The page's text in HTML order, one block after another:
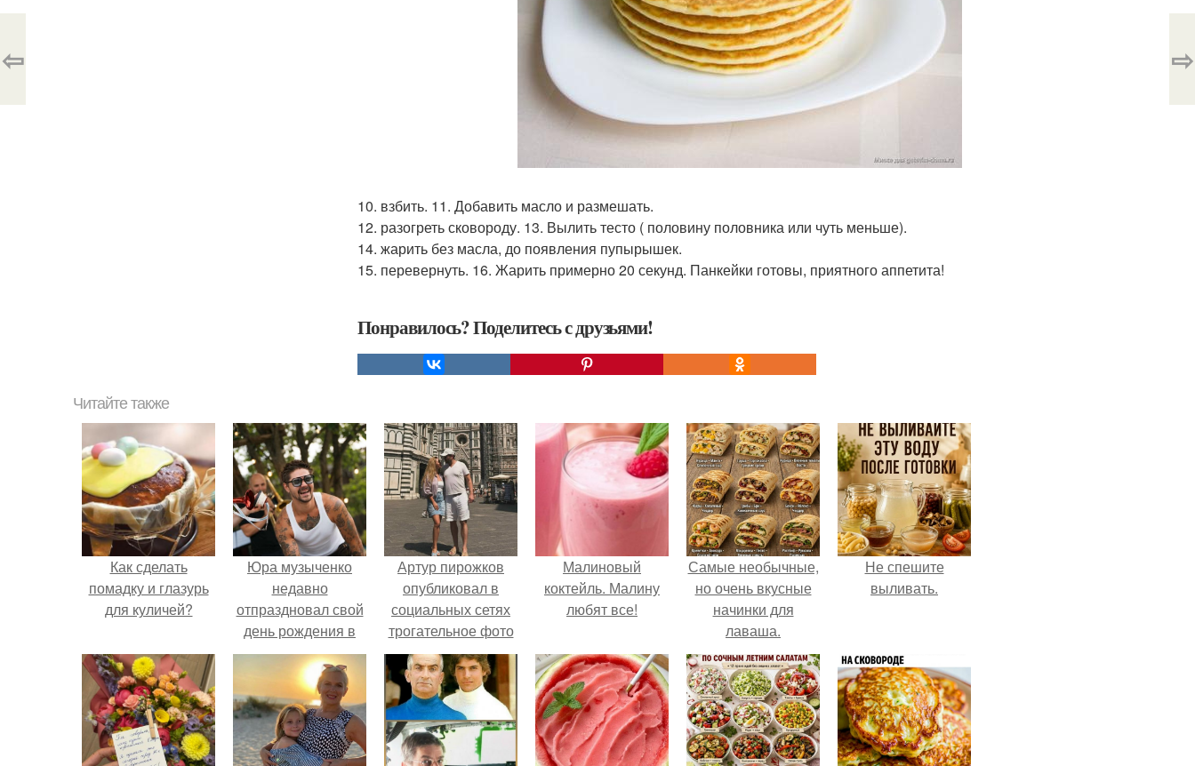
10. взбить. 11. Добавить масло и размешать.
12. разогреть сковороду. 13. Вылить тесто ( половину половника или чуть меньше).
14. жарить без масла, до появления пупырышек.
15. перевернуть. 16. Жарить примерно 20 секунд. Панкейки готовы, приятного аппетита!
Понравилось? Поделитесь с друзьями!
⇦ ⇨
Читайте также
Как сделать
помадку и глазурь
для куличей?
Юра музыченко
недавно
отпраздновал свой
день рождения в
кругу самых
близких и родных
людей.
Артур пирожков
опубликовал в
социальных сетях
трогательное фото
с супругой
Анжеликой,
сделанное во
время их недавнего
путешествия в
Италию.
Малиновый
коктейль. Малину
любят все!
Самые необычные,
но очень вкусные
начинки для
лаваша.
Не спешите
выливать.